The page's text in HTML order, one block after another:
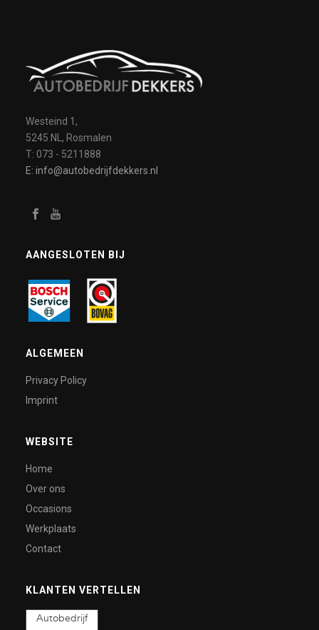
Westeind 1,
5245 NL, Rosmalen
T: 073 - 5211888
E: info@autobedrijfdekkers.nl
AANGESLOTEN BIJ
ALGEMEEN
Privacy Policy
Imprint
WEBSITE
Home
Over ons
Occasions
Werkplaats
Contact
KLANTEN VERTELLEN
Autobedrijf